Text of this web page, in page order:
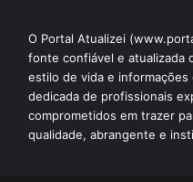
O Portal Atualizei
fonte confiável e atualizada
estilo de vida e informações
dedicada de profissionais
comprometidos em trazer
qualidade, abrangente e